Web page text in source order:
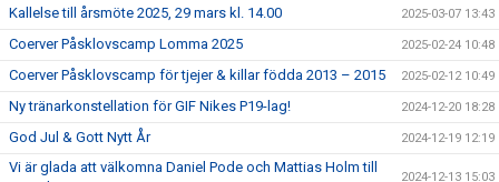
Kallelse till årsmöte 2025, 29 mars kl. 14.00 2025-03-07 13:43
Coerver Påsklovscamp Lomma 2025 2025-02-24 10:48
Coerver Påsklovscamp för tjejer & killar födda 2013 – 2015 2025-02-12 10:49
Ny tränarkonstellation för GIF Nikes P19-lag! 2024-12-20 18:28
God Jul & Gott Nytt År 2024-12-19 12:19
Vi är glada att välkomna Daniel Pode och Mattias Holm till
2024-12-13 15:03